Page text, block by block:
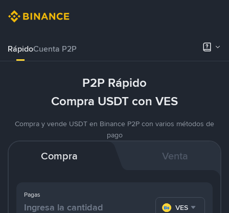
RápidoCuenta P2P
P2P Rápido
Compra USDT con VES
Compra y vende USDT en Binance P2P con varios métodos de
pago
Compra Venta
Pagas
VES